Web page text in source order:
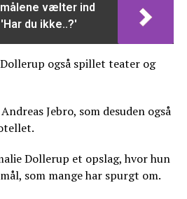
vælter ind
du ikke..?'
også spillet teater og
Jebro, som desuden også
Dollerup et opslag, hvor hun
som mange har spurgt om.